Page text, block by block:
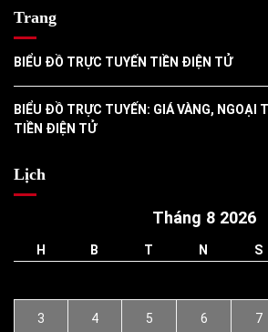
Trang
BIỂU ĐỒ TRỰC TUYẾN TIỀN ĐIỆN TỬ
BIỂU ĐỒ TRỰC TUYẾN: GIÁ VÀNG, NGOẠI
TIỀN ĐIỆN TỬ
Lịch
Tháng 8 2026
H B T N S
3 4 5 6 7